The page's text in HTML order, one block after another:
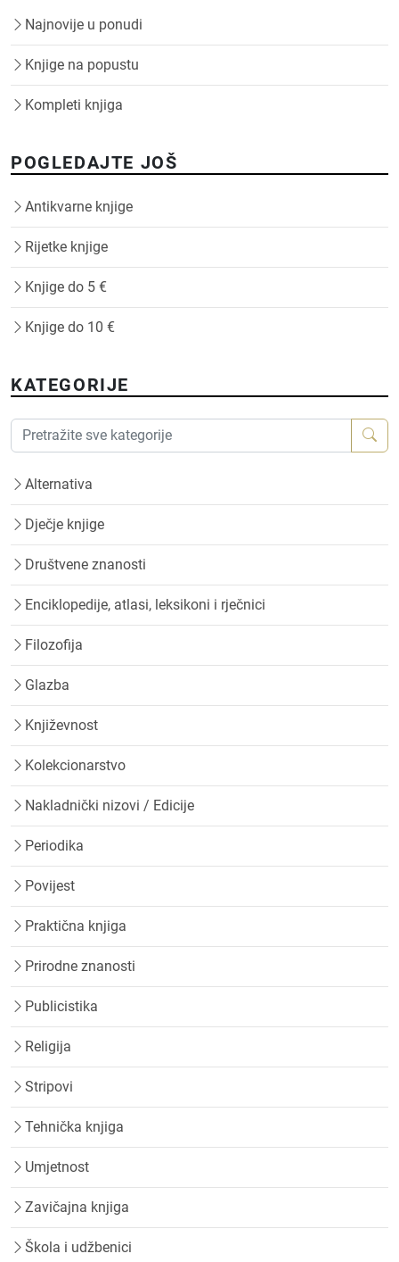
Najnovije u ponudi
Knjige na popustu
Kompleti knjiga
POGLEDAJTE JOŠ
Antikvarne knjige
Rijetke knjige
Knjige do 5 €
Knjige do 10 €
KATEGORIJE
Alternativa
Dječje knjige
Društvene znanosti
Enciklopedije, atlasi, leksikoni i rječnici
Filozofija
Glazba
Književnost
Kolekcionarstvo
Nakladnički nizovi / Edicije
Periodika
Povijest
Praktična knjiga
Prirodne znanosti
Publicistika
Religija
Stripovi
Tehnička knjiga
Umjetnost
Zavičajna knjiga
Škola i udžbenici